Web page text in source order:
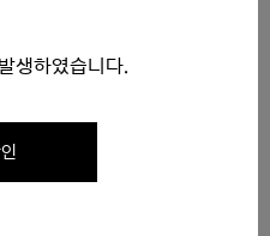
생하였습니다.